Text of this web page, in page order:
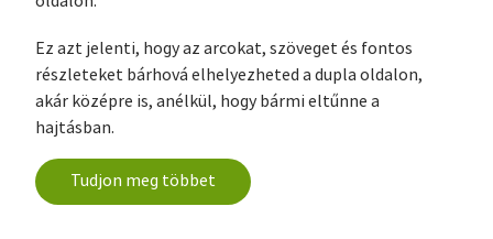
Ez azt jelenti, hogy az arcokat, szöveget és fontos
részleteket bárhová elhelyezheted a dupla oldalon,
akár középre is, anélkül, hogy bármi eltűnne a
hajtásban.
Tudjon meg többet